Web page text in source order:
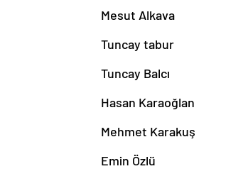
Mesut Alkava
Tuncay tabur
Tuncay Balcı
Hasan Karaoğlan
Mehmet Karakuş
Emin Özlü